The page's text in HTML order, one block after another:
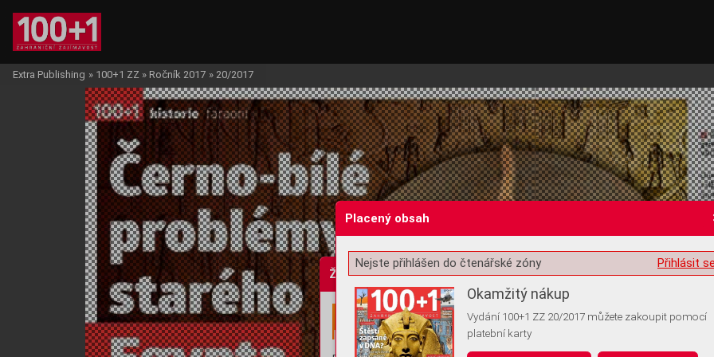
Žádost o souhlas s ukládáním volitelných informací
Extra Publishing » 100+1 ZZ » Ročník 2017 » 20/2017
Placený obsah
Přihlásit
Nejste přihlášen do čtenářské zóny
Okamžitý nákup
Vydání 100+1 ZZ 20/2017 můžete zakoupit pomocí
platební karty